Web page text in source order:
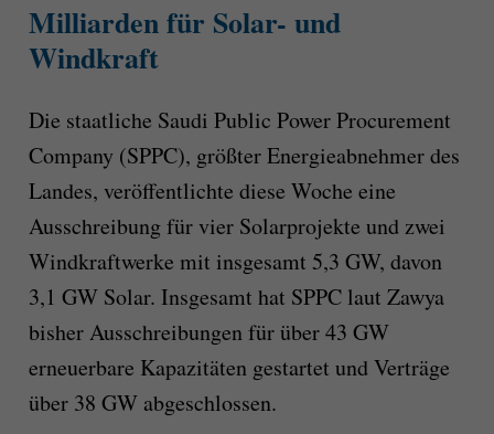
Milliarden für Solar- und
Windkraft
Die staatliche Saudi Public Power Procurement
Company (SPPC), größter Energieabnehmer des
Landes, veröffentlichte diese Woche eine
Ausschreibung für vier Solarprojekte und zwei
Windkraftwerke mit insgesamt 5,3 GW, davon
3,1 GW Solar. Insgesamt hat SPPC laut Zawya
bisher Ausschreibungen für über 43 GW
erneuerbare Kapazitäten gestartet und Verträge
über 38 GW abgeschlossen.